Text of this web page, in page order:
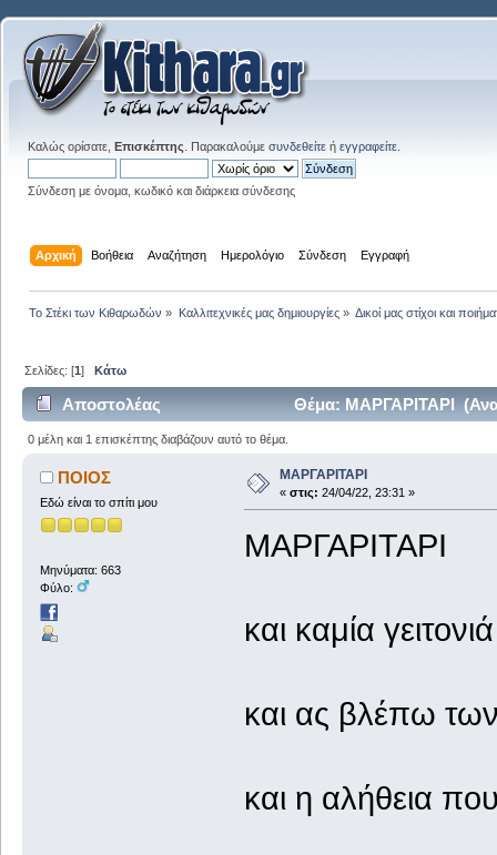
Καλώς ορίσατε, Επισκέπτης . Παρακαλούμε συνδεθείτε ή εγγραφείτε
Σύνδεση με όνομα, κωδικό και διάρκεια σύνδεσης
Αρχική Βοήθεια Αναζήτηση Ημερολόγιο Σύνδεση Εγγραφή
Το Στέκι των Κιθαρωδών » Καλλιτεχνικές μας δημιουργίες» Δικοί μας στίχοι και
Σελίδες: [1]Κάτω
Αποστολέας Θέμα: ΜΑΡΓΑΡΙΤΑΡΙ
0 μέλη και 1 επισκέπτης διαβάζουν αυτό το θέμα.
ΠΟΙΟΣ
Εδώ είναι το σπίτι μου
Μηνύματα: 663
Φύλο:
ΜΑΡΓΑΡΙΤΑΡΙ
« στις: 24/04/22, 23:31 »
ΜΑΡΓΑΡΙΤΑΡΙ
και καμία
και ας βλέπω
και η αλήθεια